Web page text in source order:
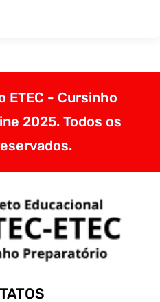
ETEC - Cursinho
2025. Todos os